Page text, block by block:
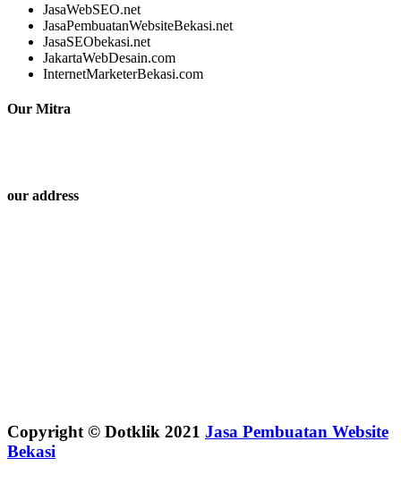
JasaWebSEO.net
JasaPembuatanWebsiteBekasi.net
JasaSEObekasi.net
JakartaWebDesain.com
InternetMarketerBekasi.com
Our Mitra
our address
Copyright © Dotklik 2021 Jasa Pembuatan Website
Bekasi